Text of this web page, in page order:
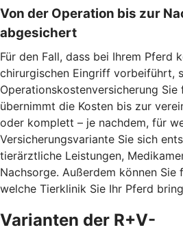
Von der Operation bis zur
abgesichert
Für den Fall, dass bei Ihrem Pferd
chirurgischen Eingriff vorbeiführt,
Operationskostenversicherung Sie
übernimmt die Kosten bis zur
oder komplett – je nachdem, für
Versicherungsvariante Sie sich
tierärztliche Leistungen,
Nachsorge. Außerdem können Sie
welche Tierklinik Sie Ihr Pferd
Varianten der R+V-